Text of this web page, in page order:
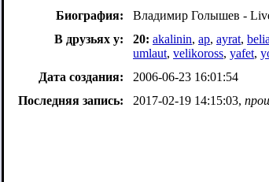
Биография:
Владимир Голышев -
В друзьях у:
20: akalinin, ap, ayrat,
umlaut, velikoross, yafet,
Дата создания:
2006-06-23 16:01:54
Последняя запись:
2017-02-19 14:15:03,